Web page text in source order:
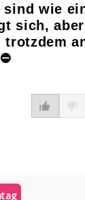
sind wie
sich,
trotzdem